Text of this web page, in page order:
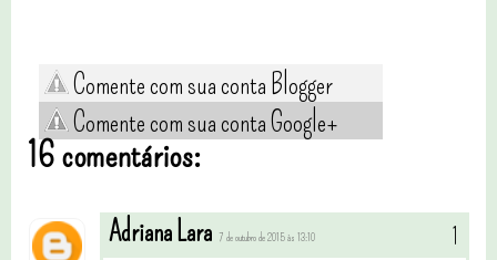
Comente com sua conta Blogger
Comente com sua conta Google+
16 comentários:
Adriana Lara 7 de outubro de 2015 às 13:10